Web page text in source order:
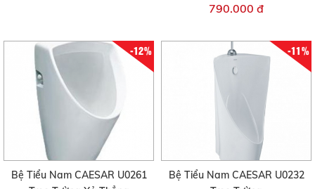
790.000 đ
-12%
Bệ Tiểu Nam CAESAR U0261
-11%
Bệ Tiểu Nam CAESAR U0232